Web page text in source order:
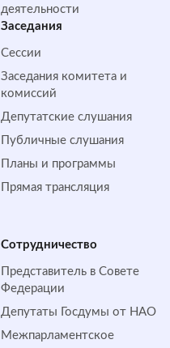
деятельности
Заседания
Сессии
Заседания комитета и
комиссий
Депутатские слушания
Публичные слушания
Планы и программы
Прямая трансляция
Сотрудничество
Представитель в Совете
Федерации
Депутаты Госдумы от НАО
Межпарламентское